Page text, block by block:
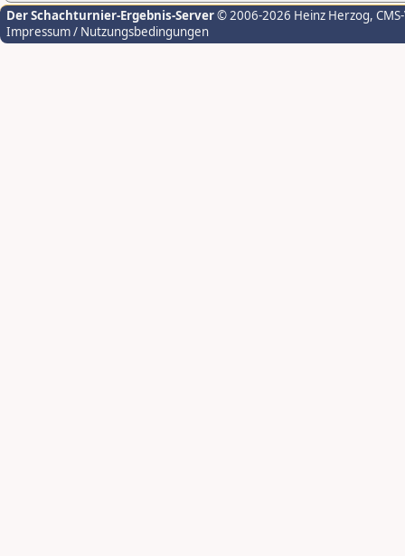
Der Schachturnier-Ergebnis-Server© 2006-2026 Heinz Herzog,
Impressum / Nutzungsbedingungen